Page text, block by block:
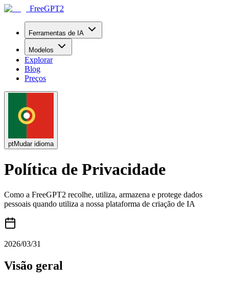
FreeGPT2
Ferramentas de IA
Modelos
Explorar
Blog
Preços
ptMudar idioma
Política de Privacidade
Como a FreeGPT2 recolhe, utiliza, armazena e protege dados
pessoais quando utiliza a nossa plataforma de criação de IA
2026/03/31
Visão geral